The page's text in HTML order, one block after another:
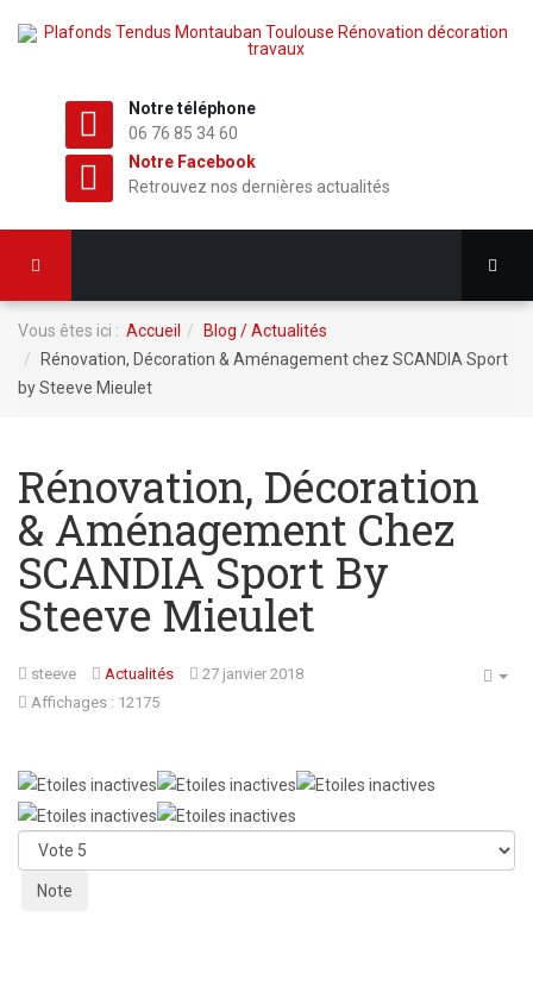
Notre téléphone
06 76 85 34 60
Notre Facebook
Retrouvez nos dernières actualités
Vous êtes ici : Accueil
Blog / Actualités
Rénovation, Décoration & Aménagement chez SCANDIA Sport
by Steeve Mieulet
Rénovation, Décoration
& Aménagement Chez
SCANDIA Sport By
Steeve Mieulet
steeve Actualités
27 janvier 2018
Affichages : 12175
Veuillez
voter